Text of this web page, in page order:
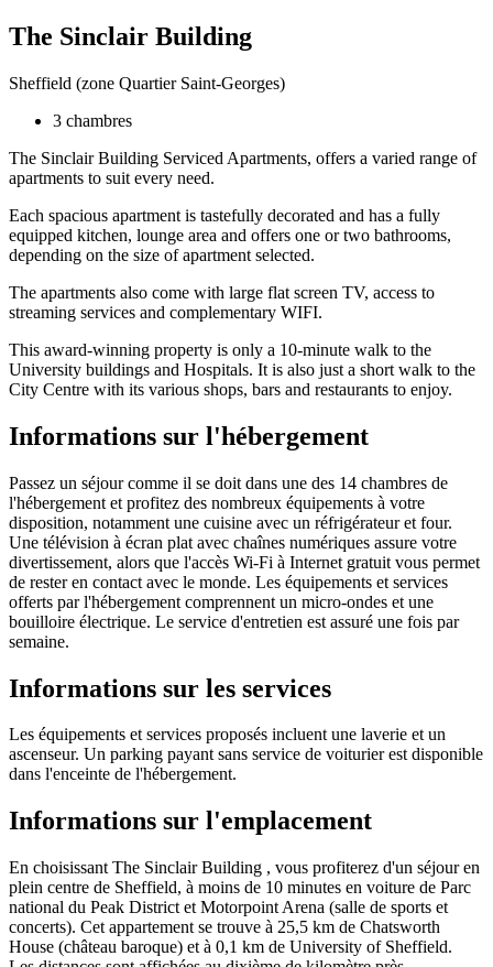
The Sinclair Building
Sheffield (zone Quartier Saint-Georges)
3 chambres
The Sinclair Building Serviced Apartments, offers a varied range of
apartments to suit every need.
Each spacious apartment is tastefully decorated and has a fully
equipped kitchen, lounge area and offers one or two bathrooms,
depending on the size of apartment selected.
The apartments also come with large flat screen TV, access to
streaming services and complementary WIFI.
This award-winning property is only a 10-minute walk to the
University buildings and Hospitals. It is also just a short walk to the
City Centre with its various shops, bars and restaurants to enjoy.
Informations sur l'hébergement
Passez un séjour comme il se doit dans une des 14 chambres de
l'hébergement et profitez des nombreux équipements à votre
disposition, notamment une cuisine avec un réfrigérateur et four.
Une télévision à écran plat avec chaînes numériques assure votre
divertissement, alors que l'accès Wi-Fi à Internet gratuit vous permet
de rester en contact avec le monde. Les équipements et services
offerts par l'hébergement comprennent un micro-ondes et une
bouilloire électrique. Le service d'entretien est assuré une fois par
semaine.
Informations sur les services
Les équipements et services proposés incluent une laverie et un
ascenseur. Un parking payant sans service de voiturier est disponible
dans l'enceinte de l'hébergement.
Informations sur l'emplacement
En choisissant The Sinclair Building , vous profiterez d'un séjour en
plein centre de Sheffield, à moins de 10 minutes en voiture de Parc
national du Peak District et Motorpoint Arena (salle de sports et
concerts). Cet appartement se trouve à 25,5 km de Chatsworth
House (château baroque) et à 0,1 km de University of Sheffield.